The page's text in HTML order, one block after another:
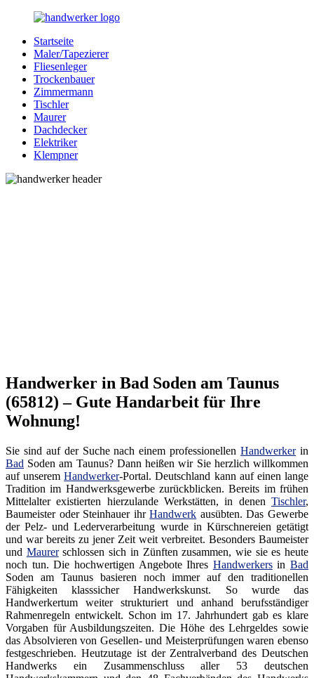
Zurück
Inhalt
Bessere-
Handwerker.de
Handwerker
Ihrer
Nähe
Startseite
Maler/Tapezierer
Fliesenleger
Trockenbauer
Zimmermann
Tischler
Maurer
Dachdecker
Elektriker
Klempner
Handwerker in Bad Soden am Taunus
(65812) – Gute Handarbeit für Ihre
Wohnung!
Sie sind auf der Suche nach einem professionellenHandwerkerin
Bad Soden am Taunus? Dann heißen wir Sie herzlich willkommen
auf unseremHandwerker-Portal. Deutschland kann auf einen lange
Tradition im Handwerksgewerbe zurückblicken. Bereits im frühen
Mittelalter existierten hierzulande Werkstätten, in denen Tischler,
Baumeister oder Steinhauer ihrHandwerk ausübten. Das Gewerbe
der Pelz- und Lederverarbeitung wurde in Kürschnereien getätigt
und war bereits zu jener Zeit weit verbreitet. Besonders Baumeister
und Maurerschlossen sich in Zünften zusammen, wie sie es heute
noch tun. Die hochwertigen Angebote Ihres Handwerkersin Bad
Soden am Taunus basieren noch immer auf den traditionellen
Fähigkeiten klasssicher Handwerkskunst. So wurde das
Handwerkertum weiter strukturiert und anhand berufsständiger
Rahmenregeln entwickelt. Schon im 17. Jahrhundert gab es klare
Vorgaben für Ausbildungszeiten. Die Höhe des Lehrgeldes sowie
das Absolvieren von Gesellen- und Meisterprüfungen waren ebenso
festgeschrieben. Heutzutage ist der Zentralverband des Deutschen
Handwerks ein Zusammenschluss aller 53 deutschen